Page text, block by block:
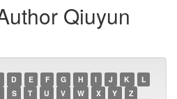
Qiuyun
D E F G H I J K
L
S T U V W X Y Z